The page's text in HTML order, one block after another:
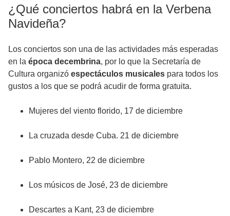
¿Qué conciertos habrá en la Verbena
Navideña?
Los conciertos son una de las actividades más esperadas
en la época decembrina, por lo que la Secretaría de
Cultura organizó espectáculos musicales para todos los
gustos a los que se podrá acudir de forma gratuita.
Mujeres del viento florido, 17 de diciembre
La cruzada desde Cuba. 21 de diciembre
Pablo Montero, 22 de diciembre
Los músicos de José, 23 de diciembre
Descartes a Kant, 23 de diciembre